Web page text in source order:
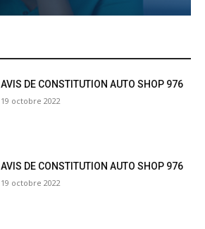
AVIS DE CONSTITUTION AUTO SHOP 976
19 octobre 2022
AVIS DE CONSTITUTION AUTO SHOP 976
19 octobre 2022